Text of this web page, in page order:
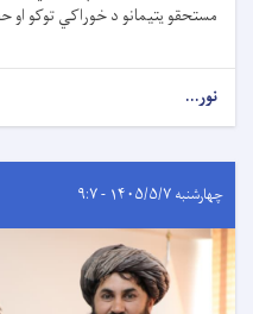
مستحقو یتیمانو د خوراکي توکو
نور...
چهارشنبه ۱۴۰۵/۵/۷ - ۹:۷